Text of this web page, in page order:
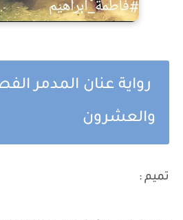
رواية عنان المدمر
والعشرون
تميم :